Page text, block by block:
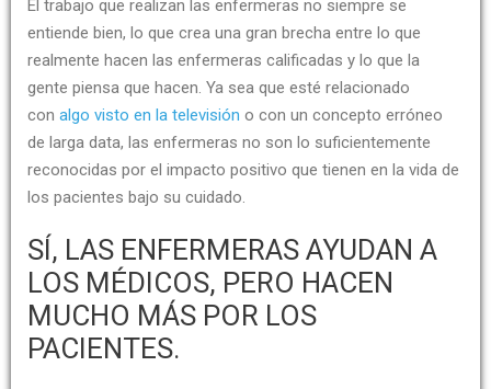
El trabajo que realizan las enfermeras no siempre se
entiende bien, lo que crea una gran brecha entre lo que
realmente hacen las enfermeras calificadas y lo que la
gente piensa que hacen. Ya sea que esté relacionado
con algo visto en la televisión o con un concepto erróneo
de larga data, las enfermeras no son lo suficientemente
reconocidas por el impacto positivo que tienen en la vida de
los pacientes bajo su cuidado.
SÍ, LAS ENFERMERAS AYUDAN A
LOS MÉDICOS, PERO HACEN
MUCHO MÁS POR LOS
PACIENTES.